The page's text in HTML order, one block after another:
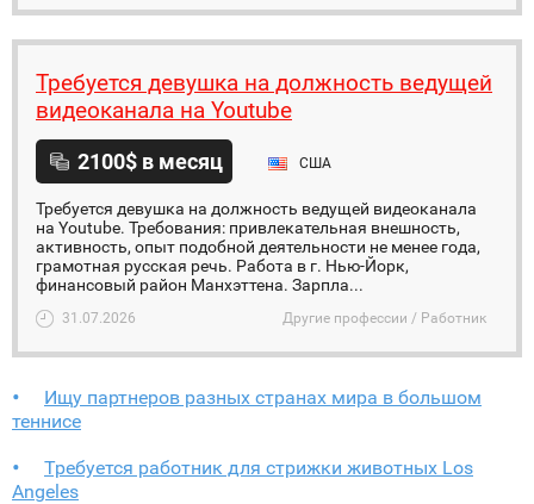
Требуется девушка на должность ведущей
видеоканала на Youtube
2100$ в месяц США
Требуется девушка на должность ведущей видеоканала
на Youtube. Требования: привлекательная внешность,
активность, опыт подобной деятельности не менее года,
грамотная русская речь. Работа в г. Нью-Йорк,
финансовый район Манхэттена. Зарпла...
31.07.2026 Другие профессии / Работник
Ищу партнеров разных странах мира в большом
теннисе
Требуется работник для стрижки животных Los
Angeles